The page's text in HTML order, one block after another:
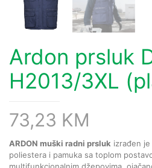
Ardon prsluk
H2013/3XL
73,23 KM
ARDON muški radni prsluk izrađen
poliestera i pamuka sa toplom
multifunkcionalnim džepovima,